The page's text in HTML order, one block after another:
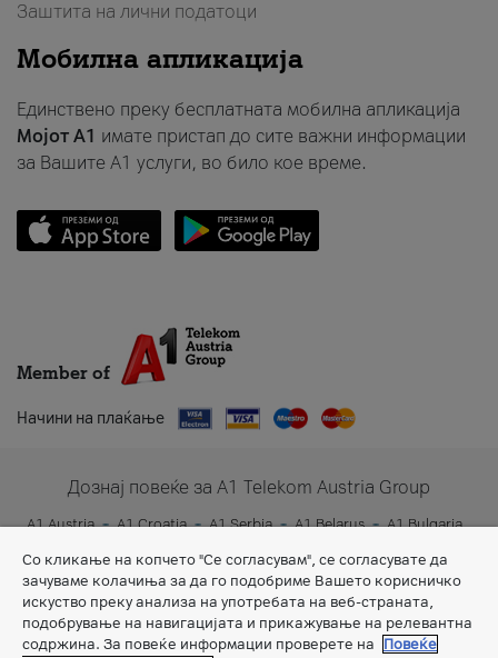
Заштита на лични податоци
Мобилна апликација
Единствено преку бесплатната мобилна апликација
Мојот A1 имате пристап до сите важни информации
за Вашите A1 услуги, во било кое време.
Member of
Начини на плаќање
Дознај повеќе за A1 Telekom Austria Group
A1 Austria A1 Croatia A1 Serbia A1 Belarus
A1 Bulgaria
Со кликање на копчето "Се согласувам", се согласувате да
зачуваме колачиња за да го подобриме Вашето корисничко
искуство преку анализа на употребата на веб-страната,
подобрување на навигацијата и прикажување на релевантна
содржина. За повеќе информации проверете на
Повеќе